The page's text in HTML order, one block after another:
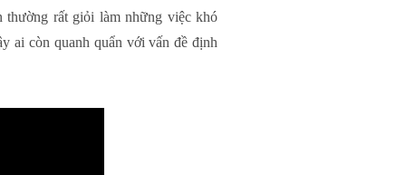
thường rất giỏi làm những việc khó
ai còn quanh quẩn với vấn đề định